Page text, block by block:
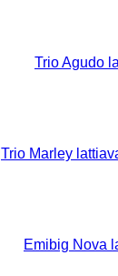
Trio Agudo
Trio Marley
Emibig Nova